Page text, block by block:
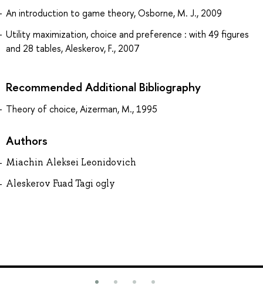
An introduction to game theory, Osborne, M. J., 2009
Utility maximization, choice and preference : with 49 figures
and 28 tables, Aleskerov, F., 2007
Recommended Additional Bibliography
Theory of choice, Aizerman, M., 1995
Authors
Miachin Aleksei Leonidovich
Aleskerov Fuad Tagi ogly